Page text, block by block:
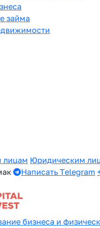
займа
лицам Юридическим
Написать Telegram
бизнеса и